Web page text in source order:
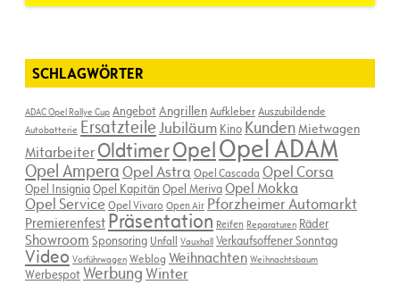
SCHLAGWÖRTER
ADAC Opel Rallye Cup AngebotAngrillenAufkleberAuszubildende
Autobatterie ErsatzteileJubiläum Kino KundenMietwagen
Mitarbeiter OldtimerOpelOpel ADAM
Opel AmperaOpel Astra Opel Cascada Opel Corsa
Opel InsigniaOpel Kapitän Opel MerivaOpel Mokka
Opel ServiceOpel Vivaro Open Air Pforzheimer Automarkt
Premierenfest Präsentation Reifen Reparaturen Räder
Showroom Sponsoring Unfall Vauxhall Verkaufsoffener Sonntag
Video Vorführwagen Weblog Weihnachten Weihnachtsbaum
WerbespotWerbungWinter